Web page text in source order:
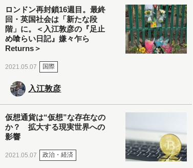
ロンドン再封鎖16週目。最終
回・英国社会は「新たな段
階」に。＜入江敦彦の『足止
め喰らい日記』嫌々乍ら
Returns＞
2021.05.07 国際
入江敦彦
仮想通貨は“仮想”な存在なの
か？ 拡大する現実世界への
影響
2021.05.07 政治・経済